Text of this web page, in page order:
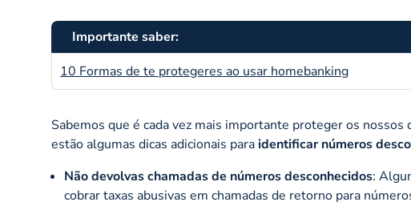
Importante saber:
10 Formas de te protegeres ao usar homebanking
Sabemos que é cada vez mais importante proteger os
estão algumas dicas adicionais para identificar números
Não devolvas chamadas de números desconhecidos:
cobrar taxas abusivas em chamadas de retorno para